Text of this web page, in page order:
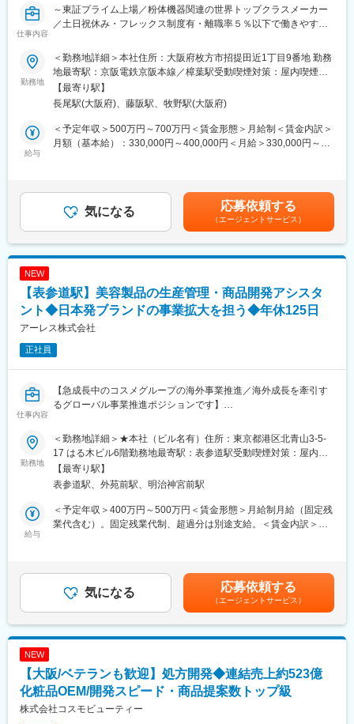
600万円／35歳
700万円／45歳
再生医療製品の研究開発支援として、細胞培養を中心とした各種
研究支援業務全般に携わります。
■組織構成
ら業務を進める環境です。
を磨くことが可能です。正確なデータ管理や徹底した衛生管理を
通じて研究の信頼性向上に直接貢献できます。
■教育体制
提携大学やバイオ研究機関での実務研修、資格受験料補助、セミ
■就業環境
完全週休2日制、各種手当・福利厚生が整い、専門性を高めつつ長
期的に働ける環境です。
ェクトリーダーや品質管理、研究開発職などキャリアアップも可
能です。
■企業の特徴/魅力
当社は再生医療分野での研究開発をリードし、最先端技術の社会
実装を目指す企業です。専門性を活かしながら新しい医療の未来
に貢献できます。
変更の範囲：会社の定める業務
仕事内容
～東証プライム上場／粉体機器関連の世界トップクラスメーカー
／土日祝休み・フレックス制度有・離職率５％以下で働きやすさ
■同社について
・1916年の創業以来、粉体機器関連の世界トップクラス企業とし
て、あらゆる産業の技術発展に貢献しています。提供する機器は
全て一品一様で展開。食品・医薬・金属・電子部品などの業界と
の取引により、安定した経営を実現しています。
■仕事の内容：
す。
具体的には…
・その他、若手研究員の育成や展示会などの販促活動、国内外の
新規顧客への技術プレゼン、学会発表や学術資料の作成などの研
究成果の公表、特許化までお任せいたします。
願など 、研究者としてのキャリアアップが可能です。
■当社の魅力：
・プライム上場、創業100年超の粉体処理装置の世界トップクラ
スメーカーです。
・70％以上の高い海外売上比率を誇り、安定した豊富な顧客基盤
と盤石な経営基盤をベースに、リーディングカンパニーとして技
術開発・市場開拓を推進し続けています。
許出願など研究者としてのキャリアアップが可能です。
・固形製剤の開発業務の詳細については、医薬ベンチャー、医科
系大学、製薬会社等のとの打ち合わせに基づき、固形製剤に応用
仕事です。お客様の評価が進んでいく場合は、協力会社へ開発技
変更の範囲：会社の定める業務
勤務地
＜勤務地詳細＞本社住所：大阪府枚方市招提田近1丁目9番地 勤務
地最寄駅：京阪電鉄京阪本線／樟葉駅受動喫煙対策：屋内喫煙可
能場所あり変更の範囲：会社の定める事業所
【最寄り駅】
長尾駅(大阪府)、藤阪駅、牧野駅(大阪府)
給与
＜予定年収＞500万円～700万円＜賃金形態＞月給制＜賃金内訳＞
月額（基本給）：330,000円～400,000円＜月給＞330,000円～
も目安の金額であり、選考を通じて上下する可能性があります。
月給(月額)は固定手当を含めた表記です。
気になる 応募依頼する
（エージェントサービス）
NEW
【表参道駅】美容製品の生産管理・商品開発アシスタ
ント◆日本発ブランドの事業拡大を担う◆年休125日
アーレス株式会社
正社員
仕事内容
【急成長中のコスメグループの海外事業推進／海外成長を牽引す
るグローバル事業推進ポジションです】
■業務概要：
自社ブランド「AHRES」の商品開発グループにおいて生産管理業
務を中心に担いながら、商品開発アシスタントとして開発進行を
支えていただきます。
■業務詳細：
（1）生産管理業務（実務担当）
・商品マスタの登録および管理
・生産計画の作成・調整補助
・物流倉庫との連携、出荷および納期調整
・会議議事録の作成、関係者への共有
・開発プロジェクトにおける各種サポート業務
・社内外（工場・資材メーカー等）との調整補助
勤務地
＜勤務地詳細＞★本社（ビル名有）住所：東京都港区北青山3-5-
17 はる木ビル6階勤務地最寄駅：表参道駅受動喫煙対策：屋内全
面禁煙変更の範囲：会社の定める事業所
【最寄り駅】
表参道駅、外苑前駅、明治神宮前駅
給与
＜予定年収＞400万円～500万円＜賃金形態＞月給制月給（固定残
業代含む）。固定残業代制、超過分は別途支給。＜賃金内訳＞月
を含む）＜昇給有無＞有＜残業手当＞有＜給与補足＞ご経験・ス
キル・担う役割に応じて、上限に限らず柔軟に検討します。賃金
はあくまでも目安の金額であり、選考を通じて上下する可能性が
あります。月給(月額)は固定手当を含めた表記です。
気になる 応募依頼する
（エージェントサービス）
NEW
【大阪/ベテランも歓迎】処方開発◆連結売上約523億
化粧品OEM/開発スピード・商品提案数トップ級
株式会社コスモビューティー